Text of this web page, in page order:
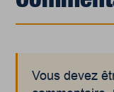
Vous devez